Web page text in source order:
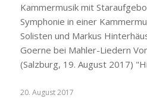
Kammermusik mit
Symphonie in einer
Solisten und Markus
Goerne bei Mahler-Liedern
(Salzburg, 19. August 2017)
20. August 2017